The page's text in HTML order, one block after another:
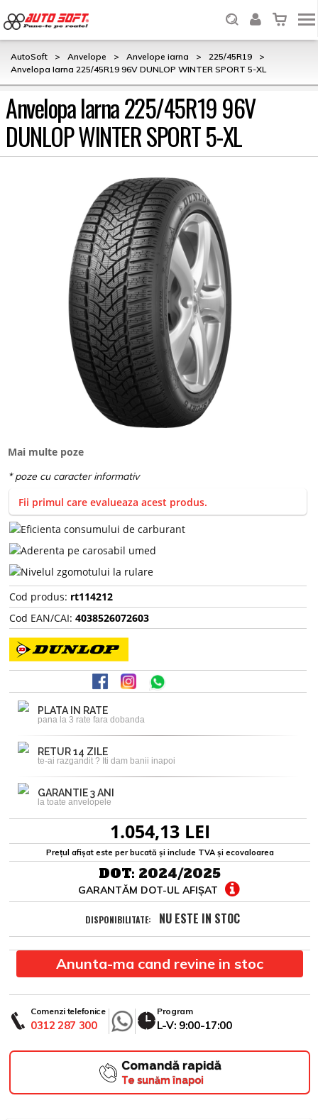
AutoSoft > Anvelope > Anvelope iarna > 225/45R19
>
Anvelopa Iarna 225/45R19 96V DUNLOP WINTER SPORT 5-XL
Anvelopa Iarna 225/45R19 96V
DUNLOP WINTER SPORT 5-XL
Mai multe poze
Fii primul care evalueaza acest produs.
Cod produs: rt114212
Cod EAN/CAI: 4038526072603
PLATA IN RATE
pana la 3 rate fara dobanda
RETUR 14 ZILE
te-ai razgandit ? Iti dam banii inapoi
GARANTIE 3 ANI
la toate anvelopele
1.054,13 LEI
Prețul afișat este per bucată și include TVA și ecovaloarea
DOT: 2024/2025
GARANTĂM DOT-UL AFIȘAT
DISPONIBILITATE: NU ESTE IN STOC
Anunta-ma cand revine in stoc
Comenzi telefonice
0312 287 300
Program
L-V: 9:00-17:00
Comandă rapidă
Te sunăm înapoi